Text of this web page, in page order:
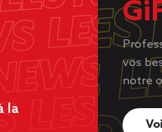
la
vos
notre